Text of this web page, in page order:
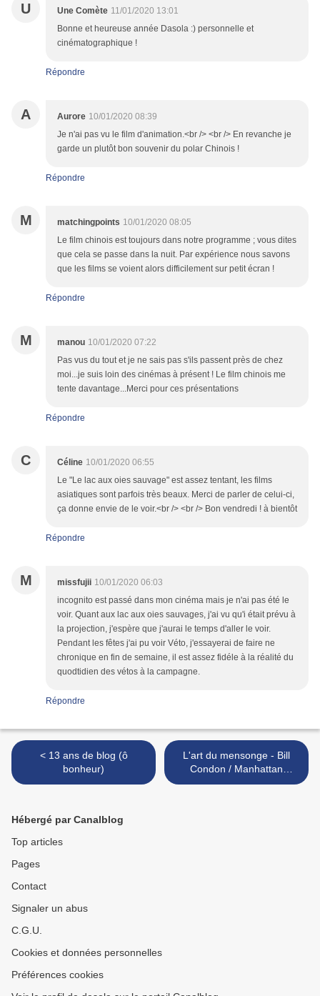
U Une Comète 11/01/2020 13:01
Bonne et heureuse année Dasola :) personnelle et
cinématographique !
Répondre
A Aurore 10/01/2020 08:39
Je n'ai pas vu le film d'animation.<br /> <br /> En revanche je
garde un plutôt bon souvenir du polar Chinois !
Répondre
M matchingpoints 10/01/2020 08:05
Le film chinois est toujours dans notre programme ; vous dites
que cela se passe dans la nuit. Par expérience nous savons
que les films se voient alors difficilement sur petit écran !
Répondre
M manou 10/01/2020 07:22
Pas vus du tout et je ne sais pas s'ils passent près de chez
moi...je suis loin des cinémas à présent ! Le film chinois me
tente davantage...Merci pour ces présentations
Répondre
C Céline 10/01/2020 06:55
Le "Le lac aux oies sauvage" est assez tentant, les films
asiatiques sont parfois très beaux. Merci de parler de celui-ci,
ça donne envie de le voir.<br /> <br /> Bon vendredi ! à bientôt
Répondre
M missfujii 10/01/2020 06:03
incognito est passé dans mon cinéma mais je n'ai pas été le
voir. Quant aux lac aux oies sauvages, j'ai vu qu'i était prévu à
la projection, j'espère que j'aurai le temps d'aller le voir.
Pendant les fêtes j'ai pu voir Véto, j'essayerai de faire ne
chronique en fin de semaine, il est assez fidéle à la réalité du
quodtidien des vétos à la campagne.
Répondre
< 13 ans de blog (ô
bonheur)
L'art du mensonge - Bill
Condon / Manhattan
Lockdown - Brian Kirk >
Hébergé par Canalblog
Top articles
Pages
Contact
Signaler un abus
C.G.U.
Cookies et données personnelles
Préférences cookies